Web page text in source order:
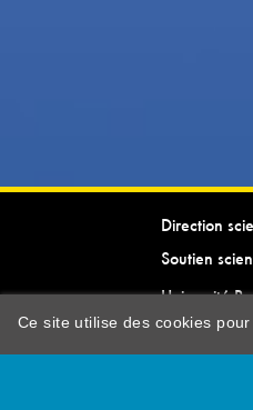
Direction
Soutien
Université
Ce site utilise des cookies